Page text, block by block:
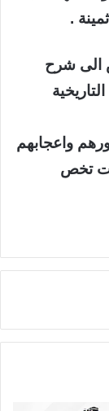
.
الى شرح
واعجابهم
تخص